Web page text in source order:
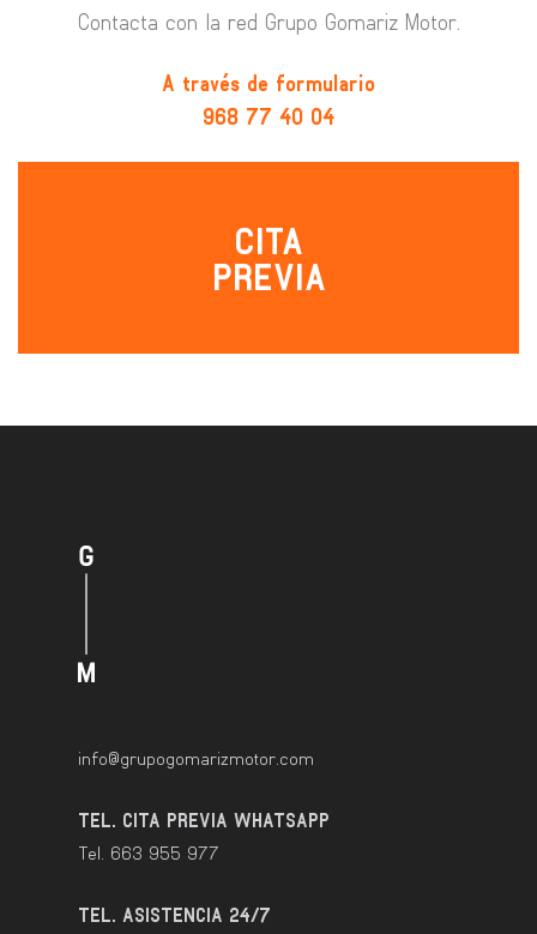
Contacta con la red Grupo Gomariz Motor.
A través de formulario
968 77 40 04
CITA
PREVIA
info@grupogomarizmotor.com
TEL. CITA PREVIA WHATSAPP
Tel. 663 955 977
TEL. ASISTENCIA 24/7